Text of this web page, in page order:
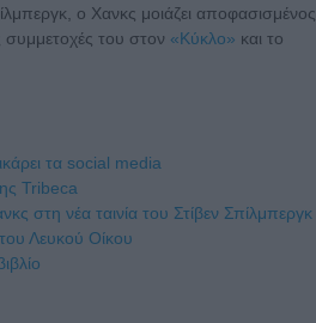
ο Χανκς μοιάζει αποφασισμένος
του στον «Κύκλο» και το
τα social media
Tribeca
στη νέα ταινία του Στίβεν Σπίλμπεργκ
Λευκού Οίκου